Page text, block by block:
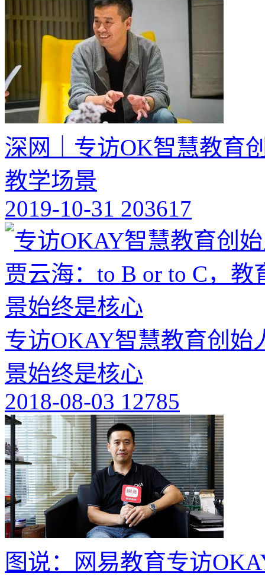
深网｜专访OK智慧教育
教学场景
2019-10-31 203617
专访OKAY智慧教育创始
景始终是核心
2018-08-03 12785
图说：网易教育专访